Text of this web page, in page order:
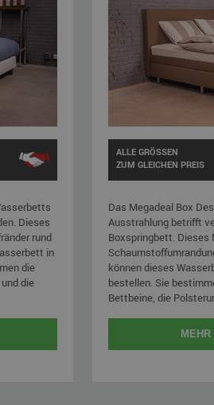
Dieses
rund
in
die
die
ALLE GRÖSSEN
ZUM GLEICHEN PREIS
Das Megadeal Box
Ausstrahlung betrifft
Boxspringbett. Dieses
können dieses
bestellen. Sie
Bettbeine, die